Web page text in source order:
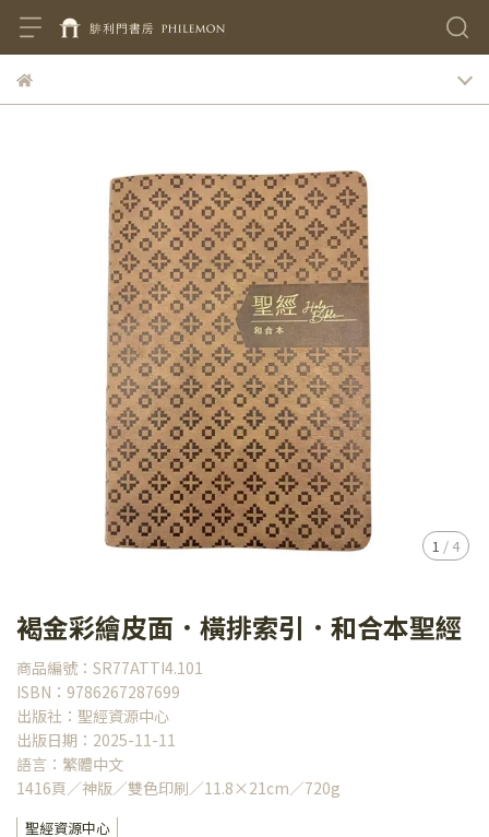
1 / 4
褐金彩繪皮面．橫排索引．和合本聖經
商品編號：SR77ATTI4.101
ISBN：9786267287699
出版社：聖經資源中心
出版日期：2025-11-11
語言：繁體中文
1416頁／神版／雙色印刷／11.8×21cm／720g
聖經資源中心